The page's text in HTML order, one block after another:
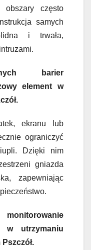
obszary często
samych
i trwała,
barier
element w
ekranu lub
ograniczyć
Dzięki nim
gniazda
zapewniając
w utrzymaniu